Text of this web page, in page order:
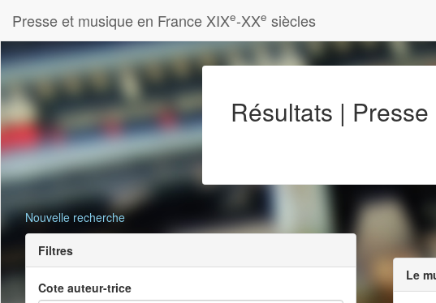
Presse et musique en France XIXe-XXe siècles
Résultats |
Nouvelle recherche
Filtres
Cote auteur-trice
Le